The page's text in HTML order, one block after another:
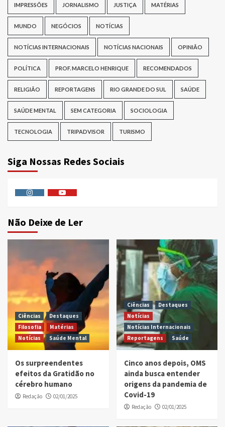
IMPRESSÕES JORNALISMO JUSTIÇA MATÉRIAS
MUNDO NEGÓCIOS NOTÍCIAS
NOTÍCIAS INTERNACIONAIS NOTÍCIAS NACIONAIS OPINIÃO
POLÍTICA PROF. MARCELO HENRIQUE RECOMENDADOS
RELIGIÃO REPORTAGENS RIO GRANDE DO SUL SAÚDE
SAÚDE MENTAL SEM CATEGORIA SOCIOLOGIA
TECNOLOGIA TRIPADVISOR TURISMO
Siga Nossas Redes Sociais
Não Deixe de Ler
Ciências
Destaques
Filosofia
Matérias
Notícias
Saúde Mental
Os surpreendentes
efeitos da Gratidão no
cérebro humano
Redação 02/01/2025
Ciências
Destaques
Notícias
Notícias Internacionais
Reportagens
Saúde
Cinco anos depois, OMS
ainda busca entender
origens da pandemia de
Covid-19
Redação 02/01/2025